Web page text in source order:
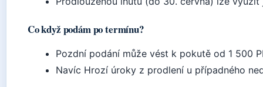
Co když podám po termínu?
Pozdní podání může vést k pokutě od 1 500
Navíc Hrozí úroky z prodlení u případného